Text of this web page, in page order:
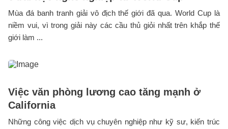
Mùa đá banh tranh giải vô địch thế giới đã qua. World Cup là
niềm vui, vì trong giải này các cầu thủ giỏi nhất trên khắp thế
giới làm ...
Việc văn phòng lương cao tăng mạnh ở
California
Những công việc dịch vụ chuyên nghiệp như kỹ sư, kiến trúc